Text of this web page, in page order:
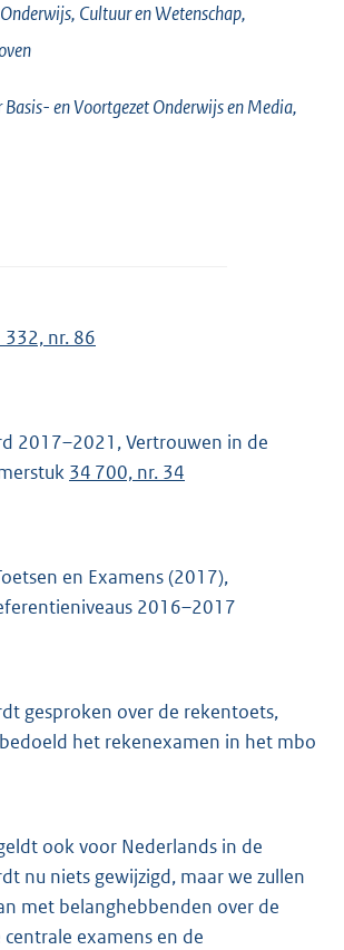
Cultuur en Wetenschap,
en Voortgezet Onderwijs en Media,
332, nr. 86
2017–2021, Vertrouwen in de
34 700, nr. 34
en Examens (2017),
2016–2017
gesproken over de rekentoets,
het rekenexamen in het mbo
ook voor Nederlands in de
nu niets gewijzigd, maar we zullen
met belanghebbenden over de
examens en de